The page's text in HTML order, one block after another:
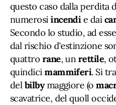
questo caso dalla perdita
numerosiincendie dai
Secondo lo studio, ad
dal rischio d'estinzione
quattro rane, unrettile,
quindicimammiferi. Si
delbilbymaggiore (o
scavatrice, del quoll